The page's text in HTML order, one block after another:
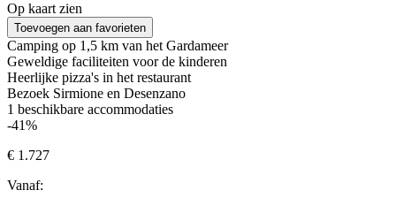
Op kaart zien
Toevoegen aan favorieten
Camping op 1,5 km van het Gardameer
Geweldige faciliteiten voor de kinderen
Heerlijke pizza's in het restaurant
Bezoek Sirmione en Desenzano
1 beschikbare accommodaties
-41%
€ 1.727
Vanaf: